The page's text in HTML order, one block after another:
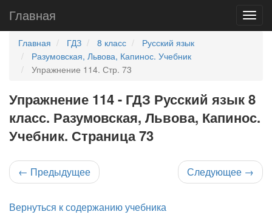
Главная
Главная ГДЗ 8 класс
Русский язык
Разумовская, Львова, Капинос. Учебник
Упражнение 114. Стр. 73
Упражнение 114 - ГДЗ Русский язык 8
класс. Разумовская, Львова, Капинос.
Учебник. Страница 73
← Предыдущее Следующее →
Вернуться к содержанию учебника